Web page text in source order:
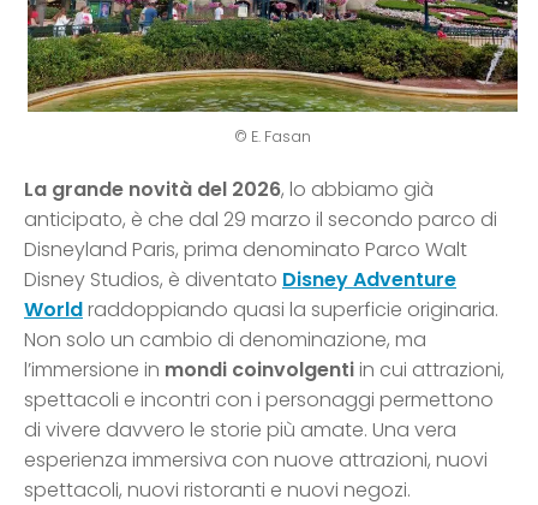
© E. Fasan
La grande novità del 2026, lo abbiamo già
anticipato, è che dal 29 marzo il secondo parco di
Disneyland Paris, prima denominato Parco Walt
Disney Studios, è diventato Disney Adventure
Worldraddoppiando quasi la superficie originaria.
Non solo un cambio di denominazione, ma
l’immersione in mondi coinvolgentiin cui attrazioni,
spettacoli e incontri con i personaggi permettono
di vivere davvero le storie più amate. Una vera
esperienza immersiva con nuove attrazioni, nuovi
spettacoli, nuovi ristoranti e nuovi negozi.